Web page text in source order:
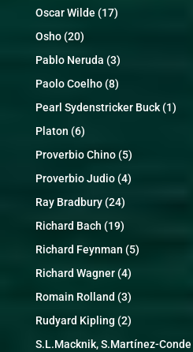
Oscar Wilde (17)
Osho(20)
Pablo Neruda (3)
Paolo Coelho(8)
Pearl Sydenstricker Buck(1)
Platon (6)
Proverbio Chino(5)
Proverbio Judio(4)
Ray Bradbury(24)
Richard Bach (19)
Richard Feynman (5)
Richard Wagner(4)
Romain Rolland (3)
Rudyard Kipling (2)
S.L.Macknik, S.Martínez-Conde